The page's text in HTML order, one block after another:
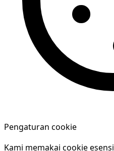
Pengaturan cookie
Kami memakai cookie